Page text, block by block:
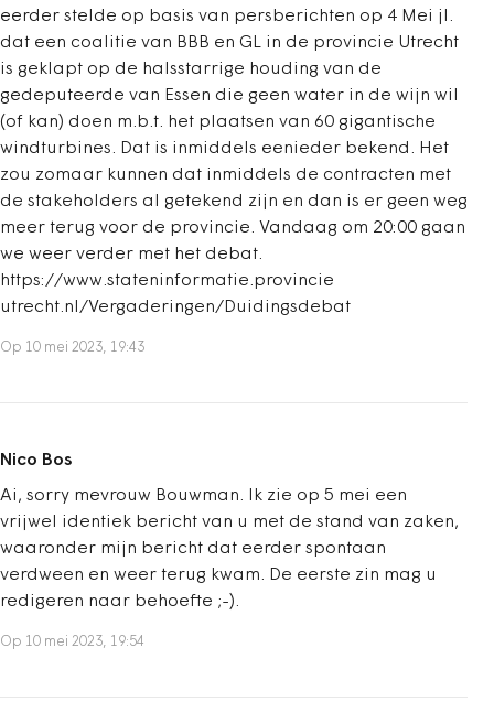
eerder stelde op basis van persberichten op 4 Mei jl.
dat een coalitie van BBB en GL in de provincie Utrecht
is geklapt op de halsstarrige houding van de
gedeputeerde van Essen die geen water in de wijn wil
(of kan) doen m.b.t. het plaatsen van 60 gigantische
windturbines. Dat is inmiddels eenieder bekend. Het
zou zomaar kunnen dat inmiddels de contracten met
de stakeholders al getekend zijn en dan is er geen weg
meer terug voor de provincie. Vandaag om 20:00 gaan
we weer verder met het debat.
https://www.stateninformatie.provincie
utrecht.nl/Vergaderingen/Duidingsdebat
Op 10 mei 2023, 19:43
Nico Bos
Ai, sorry mevrouw Bouwman. Ik zie op 5 mei een
vrijwel identiek bericht van u met de stand van zaken,
waaronder mijn bericht dat eerder spontaan
verdween en weer terug kwam. De eerste zin mag u
redigeren naar behoefte ;-).
Op 10 mei 2023, 19:54